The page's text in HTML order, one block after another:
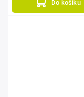
Do košíku